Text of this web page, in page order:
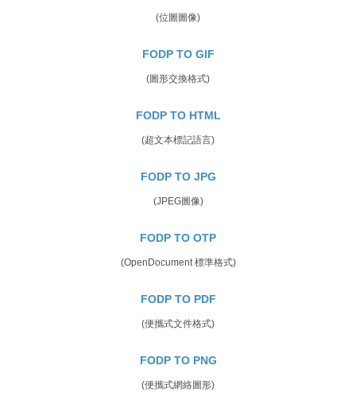
(位圖圖像)
FODP TO GIF
(圖形交換格式)
FODP TO HTML
(超文本標記語言)
FODP TO JPG
(JPEG圖像)
FODP TO OTP
(OpenDocument 標準格式)
FODP TO PDF
(便攜式文件格式)
FODP TO PNG
(便攜式網絡圖形)